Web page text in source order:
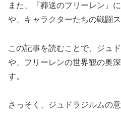
また、『葬送のフリーレン』
や、キャラクターたちの戦闘
この記事を読むことで、ジュ
や、フリーレンの世界観の奥
す。
さっそく、ジュドラジルムの